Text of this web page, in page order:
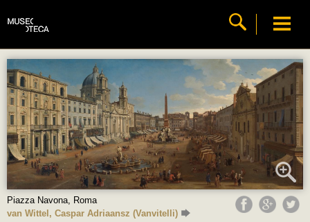
Piazza Navona, Roma
van Wittel, Caspar Adriaansz (Vanvitelli)